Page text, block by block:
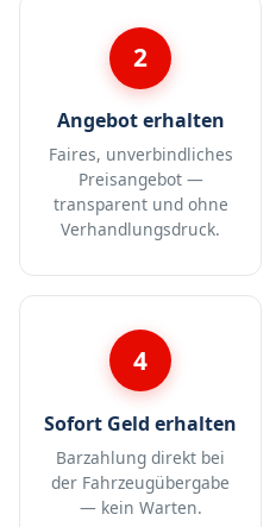
2
Angebot erhalten
Faires, unverbindliches
Preisangebot —
transparent und ohne
Verhandlungsdruck.
4
Sofort Geld erhalten
Barzahlung direkt bei
der Fahrzeugübergabe
— kein Warten.